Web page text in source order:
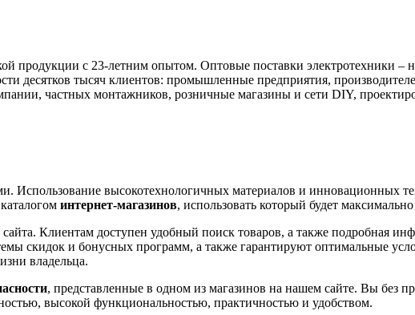
продукции с 23-летним опытом. Оптовые поставки электротехники –
десятков тысяч клиентов: промышленные предприятия,
частных монтажников, розничные магазины и сети DIY,
Использование высокотехнологичных материалов и инновационных
интернет-магазинов, использовать который будет
Клиентам доступен удобный поиск товаров, а также подробная
скидок и бонусных программ, а также гарантируют оптимальные
владельца.
, представленные в одном из магазинов на нашем сайте. Вы без
высокой функциональностью, практичностью и удобством.